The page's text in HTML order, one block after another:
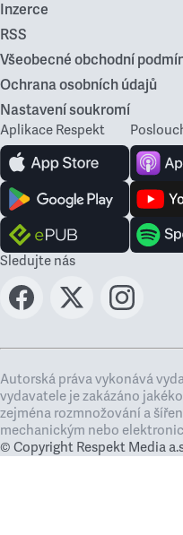
Inzerce
RSS
Všeobecné obchodní
Ochrana osobních údajů
Nastavení soukromí
Aplikace Respekt
Sledujte nás
Autorská práva vykonává
vydavatele je zakázáno
zejména rozmnožování a
mechanickým nebo
© Copyright Respekt Media